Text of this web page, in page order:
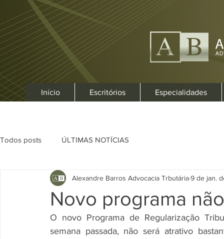
Início Escritórios Especialidades
Todos posts ÚLTIMAS NOTÍCIAS
Novo programa
Alexandre Barros Advocacia Trbutária9 de jan.
O novo Programa de Regularização
semana passada, não será atrativo